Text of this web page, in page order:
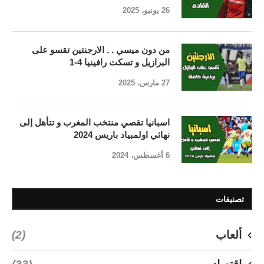
26 يونيو، 2025
من دون ميسي . . الارجنتين تقسو على
البرازيل و تسكت رافينيا 4-1
27 مارس، 2025
اسبانيا تقصي منتخب المغرب و تتأهل إلى
نهائي اولمبياد باريس 2024
6 أغسطس، 2024
تصنيفات
ألعاب (2)